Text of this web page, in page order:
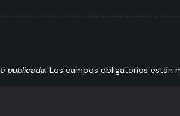
publicada. Los campos obligatorios están